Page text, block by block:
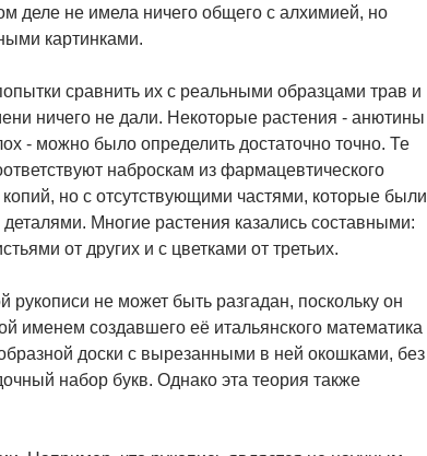
деле не имела ничего общего с алхимией, но
картинками.
сравнить их с реальными образцами трав и
ничего не дали. Некоторые растения - анютины
- можно было определить достаточно точно. Те
наброскам из фармацевтического
но с отсутствующими частями, которые были
Многие растения казались составными:
от других и с цветками от третьих.
не может быть разгадан, поскольку он
именем создавшего её итальянского математика
доски с вырезанными в ней окошками, без
набор букв. Однако эта теория также